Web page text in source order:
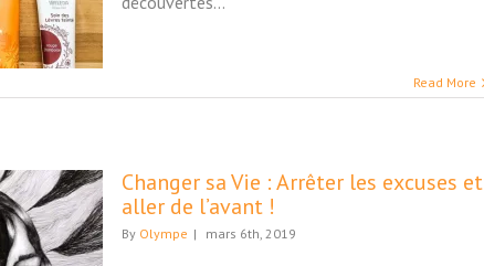
Read More
Changer sa Vie : Arrêter les excuses et
aller de l’avant !
By Olympe | mars 6th, 2019